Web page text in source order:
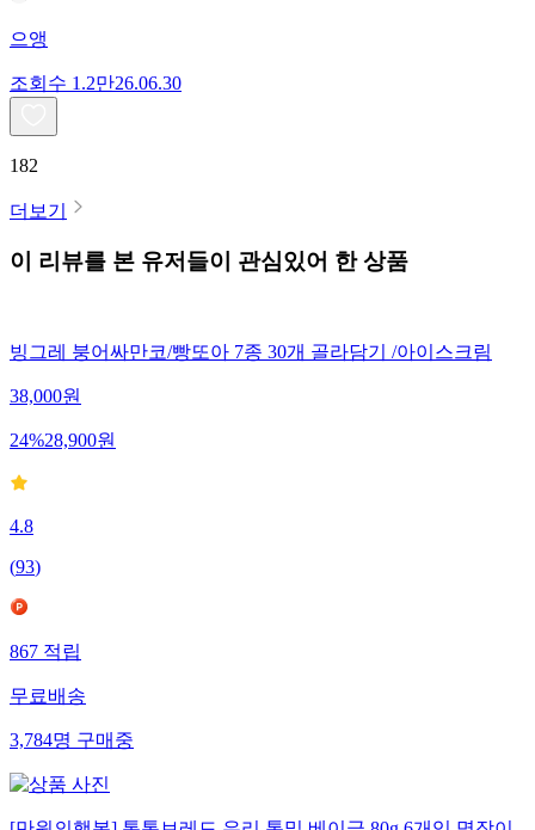
으앵
조회수 1.2만26.06.30
182
더보기
이 리뷰를 본 유저들이 관심있어 한 상품
빙그레 붕어싸만코/빵또아 7종 30개 골라담기 /아이스크림
38,000원
24%28,900원
4.8
(93)
867적립
무료배송
3,784명구매중